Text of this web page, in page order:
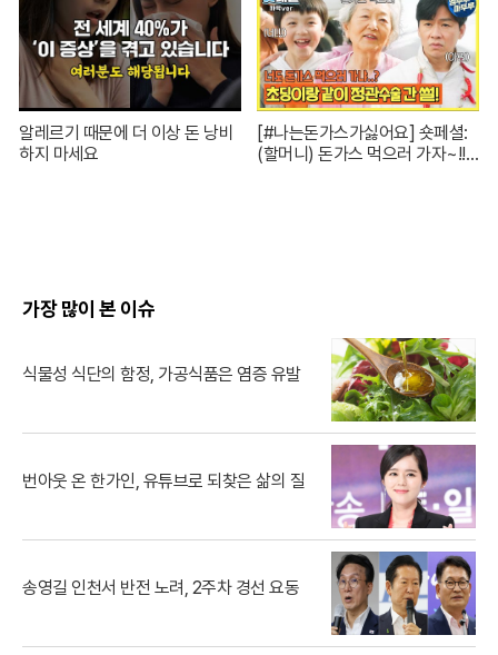
알레르기 때문에 더 이상 돈 낭비
하지 마세요
[#나는돈가스가싫어요] 숏페셜:
(할머니) 돈가스 먹으러 가자~!!
가장 많이 본 이슈
식물성 식단의 함정, 가공식품은 염증 유발
번아웃 온 한가인, 유튜브로 되찾은 삶의 질
송영길 인천서 반전 노려, 2주차 경선 요동